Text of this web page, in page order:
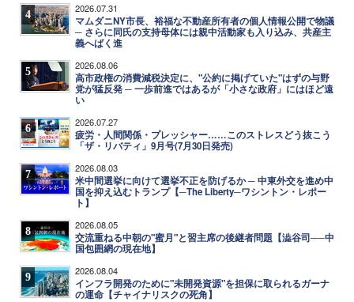
4 2026.07.31
マムダニNY市長、裕福な不動産所有者の個人情報公開で物議
─ さらに同氏の支持母体には親中活動家も入り込み、共産主
義へばく進
5 2026.08.06
高市政権の消費減税決定に、"公約に掲げていた"はずの与野
党が猛反発 ─ 一歩前進ではあるが「小さな政府」にはほど遠
い
6 2026.07.27
疲労・人間関係・プレッシャー……このストレスどう抜こう
「ザ・リバティ」9月号(7月30日発売)
7 2026.08.03
米中間選挙に向けて選挙不正を防げるか ─ 中東外交を進め中
国を抑え込むトランプ【─The Liberty─ワシントン・レポー
ト】
8 2026.08.05
交流重ねる中朝の"蜜月"と習主席の後継者問題【澁谷司──中
国包囲網の現在地】
9 2026.08.04
インフラ開発のために"未開発資源"を担保に取られるガーナ
の運命【チャイナリスクの死角】